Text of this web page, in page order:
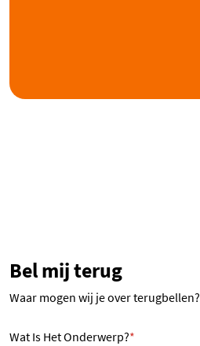
Bel mij terug
Waar mogen wij je over terugbellen?
Wat Is Het Onderwerp?*